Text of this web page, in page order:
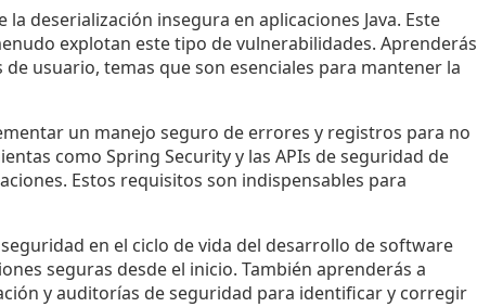
deserialización insegura en aplicaciones Java. Este
explotan este tipo de vulnerabilidades. Aprenderás
usuario, temas que son esenciales para mantener la
un manejo seguro de errores y registros para no
como Spring Security y las APIs de seguridad de
Estos requisitos son indispensables para
en el ciclo de vida del desarrollo de software
seguras desde el inicio. También aprenderás a
y auditorías de seguridad para identificar y corregir